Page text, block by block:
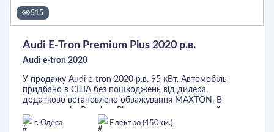
515
Audi E-Tron Premium Plus 2020 р.в.
Audi e-tron 2020
У продажу Audi e-tron 2020 р.в. 95 кВт. Автомобіль
придбано в США без пошкоджень від дилера,
додатково встановлено обважування MAXTON. В
матричні фари, камери 360, бездротова зарядка, 4х-
г. Одеса Електро (450км.)